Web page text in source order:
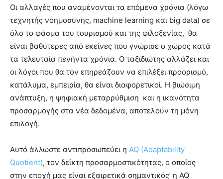
Οι αλλαγές που αναμένονται τα επόμενα χρόνια (λόγω
τεχνητής νοημοσύνης, machine learning και big data) σε
όλο το φάσμα του τουρισμού και της φιλοξενίας, θα
είναι βαθύτερες από εκείνες που γνώρισε ο χώρος κατά
τα τελευταία πενήντα χρόνια. Ο ταξιδιώτης αλλάζει και
οι λόγοι που θα τον επηρεάζουν να επιλέξει προορισμό,
κατάλυμα, εμπειρία, θα είναι διαφορετικοί. Η βιώσιμη
ανάπτυξη, η ψηφιακή μεταρρύθμιση και η ικανότητα
προσαρμογής στα νέα δεδομένα, αποτελούν τη μόνη
επιλογή.
Αυτό άλλωστε αντιπροσωπεύει η AQ (Adaptability
Quotient), τον δείκτη προσαρμοστικότητας, ο οποίος
στην εποχή μας είναι εξαιρετικά σημαντικός’ η AQ